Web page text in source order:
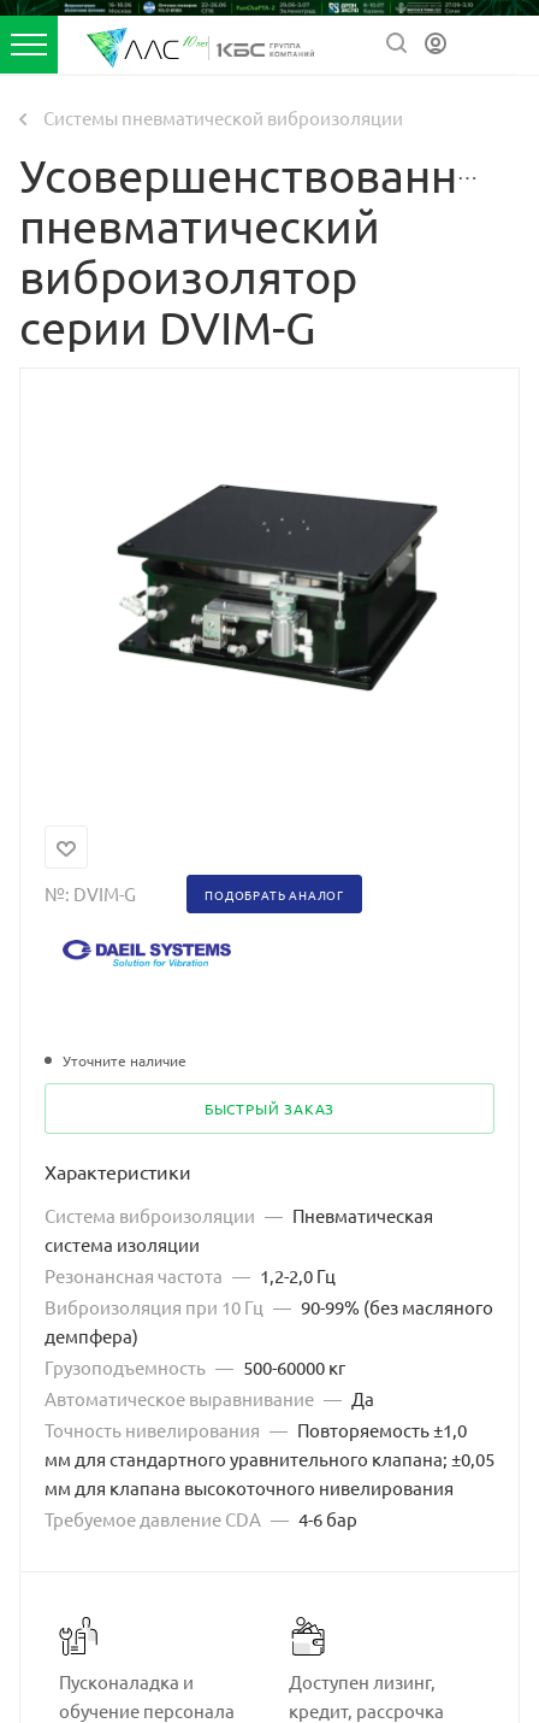
Системы пневматической виброизоляции
Усовершенствованный
пневматический
виброизолятор
серии DVIM-G
№: DVIM-G ПОДОБРАТЬ АНАЛОГ
Уточните наличие
БЫСТРЫЙ ЗАКАЗ
Характеристики
Система виброизоляции — Пневматическая
система изоляции
Резонансная частота — 1,2-2,0 Гц
Виброизоляция при 10 Гц — 90-99% (без масляного
демпфера)
Грузоподъемность — 500-60000 кг
Автоматическое выравнивание — Да
Точность нивелирования — Повторяемость ±1,0
мм для стандартного уравнительного клапана; ±0,05
мм для клапана высокоточного нивелирования
Требуемое давление CDA — 4-6 бар
Пусконаладка и
обучение персонала
Доступен лизинг,
кредит, рассрочка